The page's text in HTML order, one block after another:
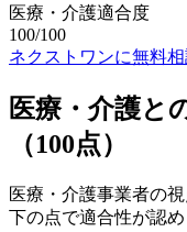
医療・介護適合度
100/100
ネクストワンに無料
医療・介護と
（100点）
医療・介護事業者の
下の点で適合性が認め